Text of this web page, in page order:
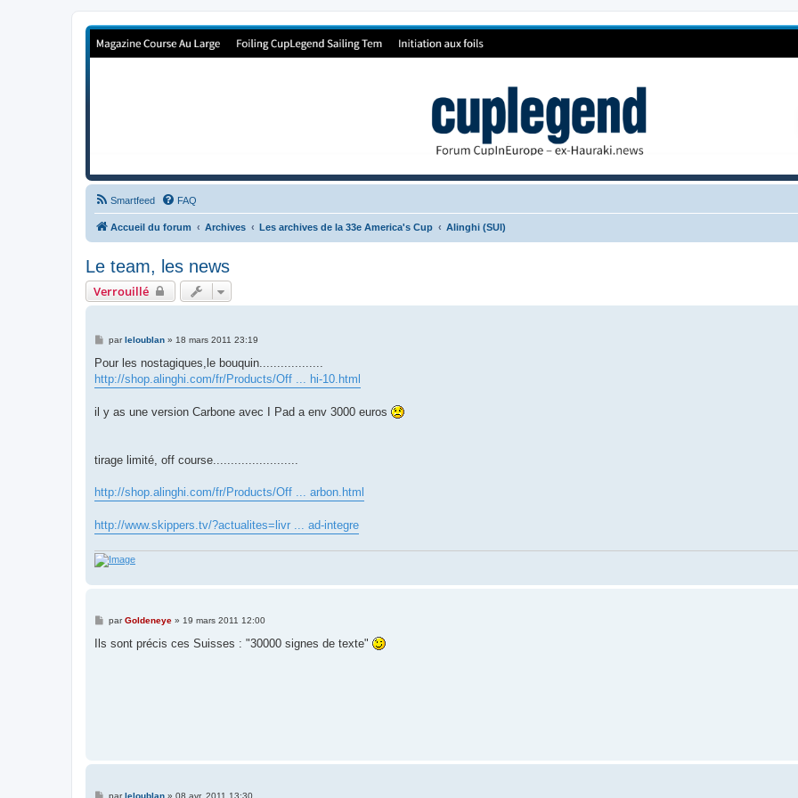
Forum de Cup In Europe
Smartfeed FAQ
Accueil du forum Archives Les archives de la 33e America's Cup Alinghi (SUI)
Le team, les news
Verrouillé
M
s
a
par leloublan» 18 mars 2011 23:19
Pour les nostagiques,le bouquin..................
http://shop.alinghi.com/fr/Products/Off ... hi-10.html
il y as une version Carbone avec I Pad a env 3000 euros
tirage limité, off course........................
http://shop.alinghi.com/fr/Products/Off ... arbon.html
http://www.skippers.tv/?actualites=livr ... ad-integre
M
s
parGoldeneye» 19 mars 2011 12:00
Ils sont précis ces Suisses : "30000 signes de texte"
Mparleloublan» 08 avr. 2011 13:30